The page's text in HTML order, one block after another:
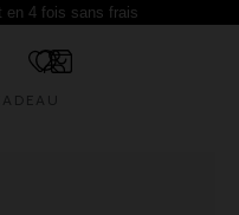
en 4 fois sans frais